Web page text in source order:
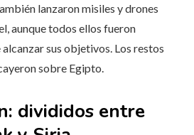
lanzaron misiles y drones
aunque todos ellos fueron
sus objetivos. Los restos
sobre Egipto.
divididos entre